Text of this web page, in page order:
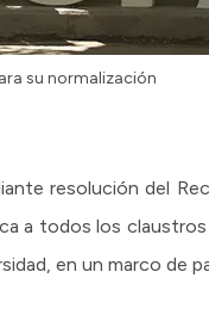
su normalización
resolución del
a todos los
en un marco de